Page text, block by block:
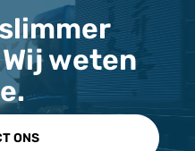
weten
ONS